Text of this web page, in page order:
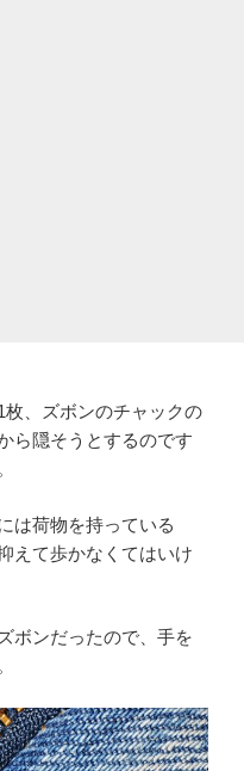
、ズボンのチャックの
ら隠そうとするのです
は荷物を持っている
えて歩かなくてはいけ
ボンだったので、手を